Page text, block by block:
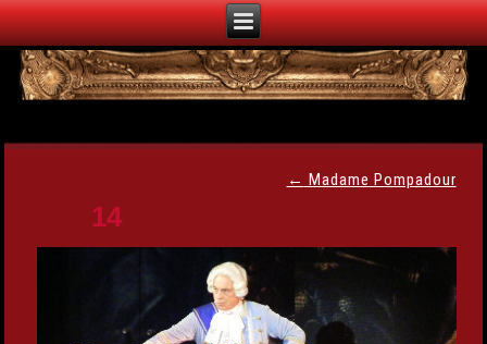
← Madame Pompadour
14